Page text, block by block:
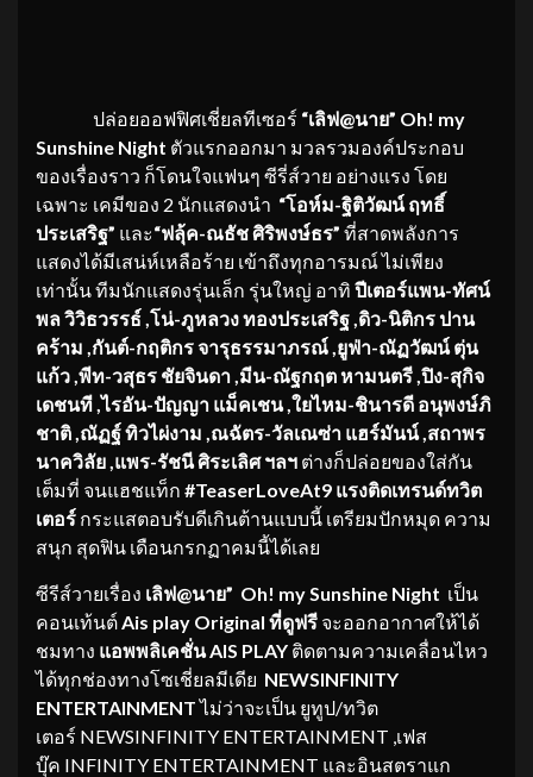
ปล่อยออฟฟิศเชี่ยลทีเซอร์ “เลิฟ@นาย” Oh! my
Sunshine Night ตัวแรกออกมา มวลรวมองค์ประกอบ
ของเรื่องราว ก็โดนใจแฟนๆ ซีรี่ส์วาย อย่างแรง โดย
เฉพาะ เคมีของ 2 นักแสดงนำ “โอห์ม-ฐิติวัฒน์ ฤทธิ์
ประเสริฐ” และ“ฟลุ้ค-ณธัช ศิริพงษ์ธร” ที่สาดพลังการ
แสดงได้มีเสน่ห์เหลือร้าย เข้าถึงทุกอารมณ์ ไม่เพียง
เท่านั้น ทีมนักแสดงรุ่นเล็ก รุ่นใหญ่ อาทิ ปีเตอร์แพน-ทัศน์
พล วิวิธวรรธ์ ,โน่-ภูหลวง ทองประเสริฐ ,ดิว-นิติกร ปาน
คร้าม ,กันต์-กฤติกร จารุธรรมาภรณ์ ,ยูฟ่า-ณัฏวัฒน์ ตุ่น
แก้ว ,พีท-วสุธร ชัยจินดา ,มีน-ณัฐกฤต หามนตรี ,ปิง-สุกิจ
เดชนที ,ไรอัน-ปัญญา แม็คเชน ใยไหม-ชินารดี อนุพงษ์ภิ
ชาติ ,ณัฏฐ์ ทิวไผ่งาม ,ณฉัตร-วัลเณซ่า แฮร์มันน์ ,สถาพร
นาควิลัย ,แพร-รัชนี ศิระเลิศ ฯลฯ ต่างก็ปล่อยของใส่กัน
เต็มที่ จนแฮชแท็ก #TeaserLoveAt9 แรงติดเทรนด์ทวิต
เตอร์ กระแสตอบรับดีเกินต้านแบบนี้ เตรียมปักหมุด ความ
สนุก สุดฟิน เดือนกรกฏาคมนี้ได้เลย
ซีรีส์วายเรื่อง เลิฟ@นาย” Oh! my Sunshine Night เป็น
คอนเท้นต์ Ais play Original ที่ดูฟรี จะออกอากาศให้ได้
ชมทาง แอพพลิเคชั่นAIS PLAY ติดตามความเคลื่อนไหว
ได้ทุกช่องทางโซเชี่ยลมีเดีย NEWSINFINITY
ENTERTAINMENTไม่ว่าจะเป็น ยูทูป/ทวิต
เตอร์ NEWSINFINITY ENTERTAINMENT ,เฟส
บุ๊ค INFINITY ENTERTAINMENT และอินสตราแก